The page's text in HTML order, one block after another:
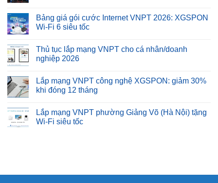
Bảng giá gói cước Internet VNPT 2026: XGSPON
Wi-Fi 6 siêu tốc
Thủ tục lắp mạng VNPT cho cá nhân/doanh
nghiệp 2026
Lắp mạng VNPT công nghệ XGSPON: giảm 30%
khi đóng 12 tháng
Lắp mạng VNPT phường Giảng Võ (Hà Nội) tặng
Wi-Fi siêu tốc